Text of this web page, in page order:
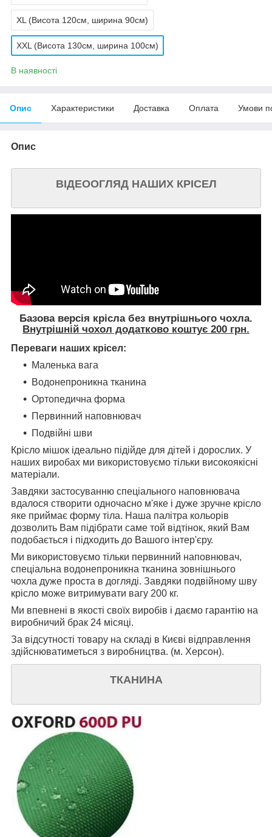
XL (Висота 120см, ширина 90см)
XXL (Висота 130см, ширина 100см)
В наявності
Опис Характеристики Доставка Оплата Умови
Опис
ВІДЕООГЛЯД НАШИХ КРІСЕЛ
Базова версія крісла без внутрішнього чохла.
Внутрішній чохол додатково коштує 200 грн.
Переваги наших крісел:
Маленька вага
Водонепроникна тканина
Ортопедична форма
Первинний наповнювач
Подвійні шви
Крісло мішок ідеально підійде для дітей і дорослих. У
наших виробах ми використовуємо тільки високоякісні
матеріали.
Завдяки застосуванню спеціального наповнювача
вдалося створити одночасно м'яке і дуже зручне крісло
яке приймає форму тіла. Наша палітра кольорів
дозволить Вам підібрати саме той відтінок, який Вам
подобається і підходить до Вашого інтер'єру.
Ми використовуємо тільки первинний наповнювач,
спеціальна водонепроникна тканина зовнішнього
чохла дуже проста в догляді. Завдяки подвійному шву
крісло може витримувати вагу 200 кг.
Ми впевнені в якості своїх виробів і даємо гарантію на
виробничий брак 24 місяці.
За відсутності товару на складі в Києві відправлення
здійснюватиметься з виробництва. (м. Херсон).
ТКАНИНА